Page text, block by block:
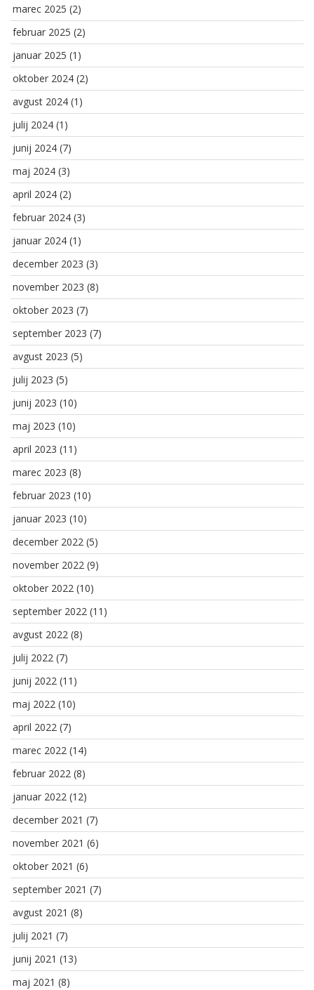
marec 2025 (2)
februar 2025 (2)
januar 2025 (1)
oktober 2024 (2)
avgust 2024 (1)
julij 2024 (1)
junij 2024 (7)
maj 2024 (3)
april 2024 (2)
februar 2024 (3)
januar 2024 (1)
december 2023 (3)
november 2023 (8)
oktober 2023 (7)
september 2023 (7)
avgust 2023 (5)
julij 2023 (5)
junij 2023 (10)
maj 2023 (10)
april 2023 (11)
marec 2023 (8)
februar 2023 (10)
januar 2023 (10)
december 2022 (5)
november 2022 (9)
oktober 2022 (10)
september 2022 (11)
avgust 2022 (8)
julij 2022 (7)
junij 2022 (11)
maj 2022 (10)
april 2022 (7)
marec 2022 (14)
februar 2022 (8)
januar 2022 (12)
december 2021 (7)
november 2021 (6)
oktober 2021 (6)
september 2021 (7)
avgust 2021 (8)
julij 2021 (7)
junij 2021 (13)
maj 2021 (8)